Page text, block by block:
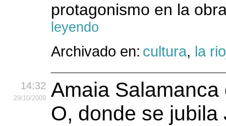
protagonismo en la
leyendo
Archivado en: cultura, la
14:32
29/10/2009
Amaia
O, donde se